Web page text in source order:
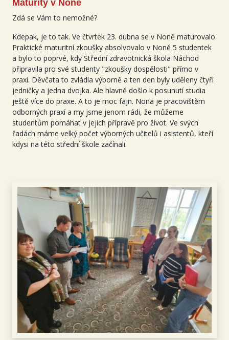
Maturity v Noně
Zdá se Vám to nemožné?
Kdepak, je to tak. Ve čtvrtek 23. dubna se v Noně maturovalo.
Praktické maturitní zkoušky absolvovalo v Noně 5 studentek
a bylo to poprvé, kdy Střední zdravotnická škola Náchod
připravila pro své studenty "zkoušky dospělosti" přímo v
praxi. Děvčata to zvládla výborně a ten den byly uděleny čtyři
jedničky a jedna dvojka. Ale hlavně došlo k posunutí studia
ještě více do praxe. A to je moc fajn. Nona je pracovištěm
odborných praxí a my jsme jenom rádi, že můžeme
studentům pomáhat v jejich přípravě pro život. Ve svých
řadách máme velký počet výborných učitelů i asistentů, kteří
kdysi na této střední škole začínali.